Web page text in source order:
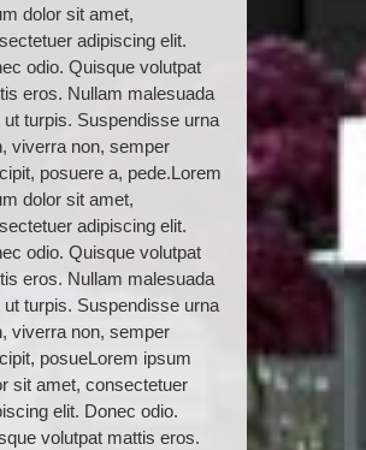
dolor sit amet,
adipiscing elit.
odio. Quisque volutpat
eros. Nullam malesuada
ut turpis. Suspendisse urna
viverra non, semper
posuere a, pede.Lorem
dolor sit amet,
adipiscing elit.
odio. Quisque volutpat
eros. Nullam malesuada
ut turpis. Suspendisse urna
viverra non, semper
posueLorem ipsum
sit amet, consectetuer
elit. Donec odio.
volutpat mattis eros.